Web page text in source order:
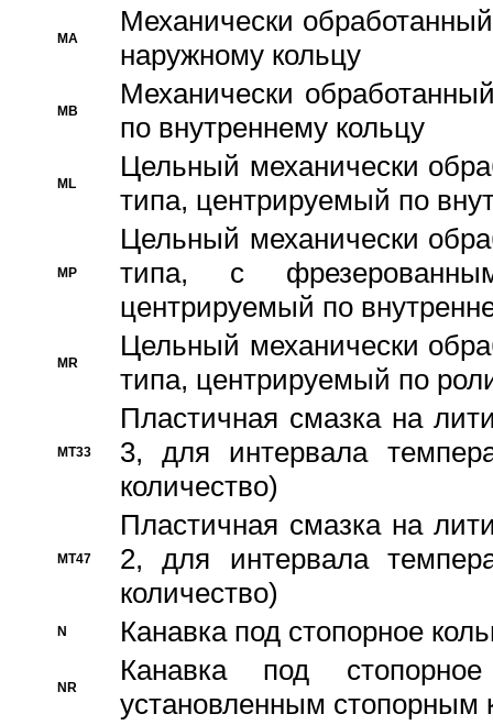
MA
Механически
наружному кольцу
MB
Механически
по внутреннему кольцу
ML
Цельный механически
типа, центрируемый по
MP
Цельный механически
типа, с
центрируемый по
MR
Цельный механически
типа, центрируемый по
MT33
Пластичная смазка на
3, для интервала
количество)
MT47
Пластичная смазка на
2, для интервала
количество)
N Канавка под стопорное
NR
Канавка под
установленным стопорным